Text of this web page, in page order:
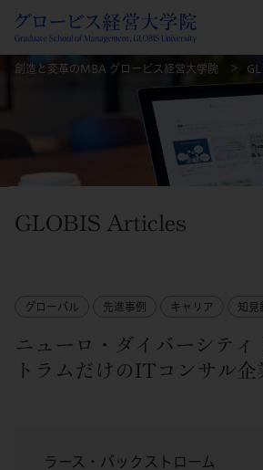
創造と変革のMBA グロービス経営大学院
GLOBIS Articles
グローバル 先進事例 キャリア 知見
ニューロ・ダイバーシティ
トラムだけのITコンサル企
ラース・バックストローム